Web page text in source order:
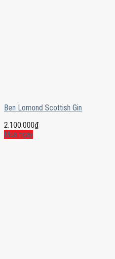
Ben Lomond Scottish Gin
2.100.000₫
Mua ngay